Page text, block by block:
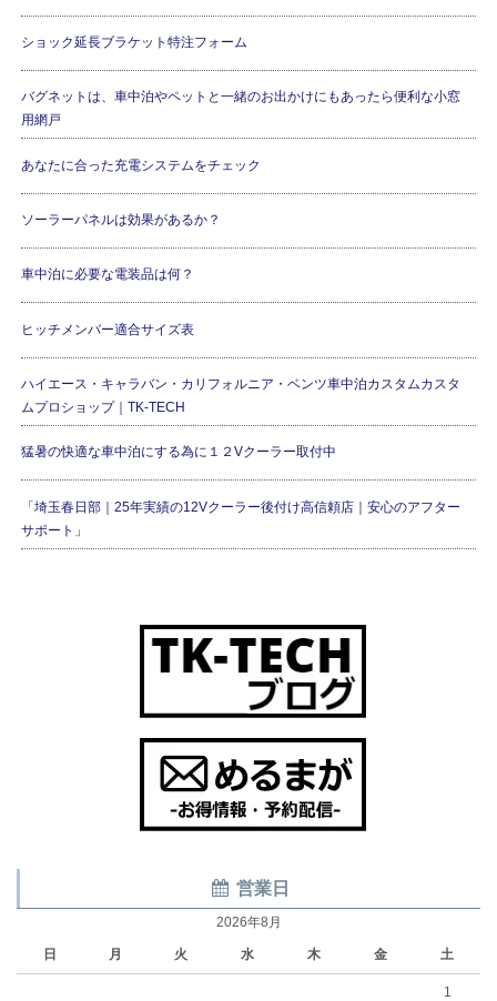
ショック延長ブラケット特注フォーム
バグネットは、車中泊やペットと一緒のお出かけにもあったら便利な小窓
用網戸
あなたに合った充電システムをチェック
ソーラーパネルは効果があるか？
車中泊に必要な電装品は何？
ヒッチメンバー適合サイズ表
ハイエース・キャラバン・カリフォルニア・ベンツ車中泊カスタムカスタ
ムプロショップ｜TK-TECH
猛暑の快適な車中泊にする為に１２Vクーラー取付中
「埼玉春日部｜25年実績の12Vクーラー後付け高信頼店｜安心のアフター
サポート」
営業日
2026年8月
日 月 火 水 木 金 土
1